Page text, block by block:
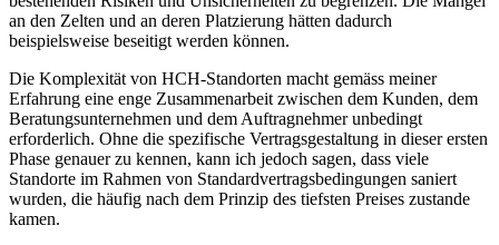
an den Zelten und an deren Platzierung hätten dadurch
beispielsweise beseitigt werden können.
Die Komplexität von HCH-Standorten macht gemäss meiner
Erfahrung eine enge Zusammenarbeit zwischen dem Kunden, dem
Beratungsunternehmen und dem Auftragnehmer unbedingt
erforderlich. Ohne die spezifische Vertragsgestaltung in dieser ersten
Phase genauer zu kennen, kann ich jedoch sagen, dass viele
Standorte im Rahmen von Standardvertragsbedingungen saniert
wurden, die häufig nach dem Prinzip des tiefsten Preises zustande
kamen.